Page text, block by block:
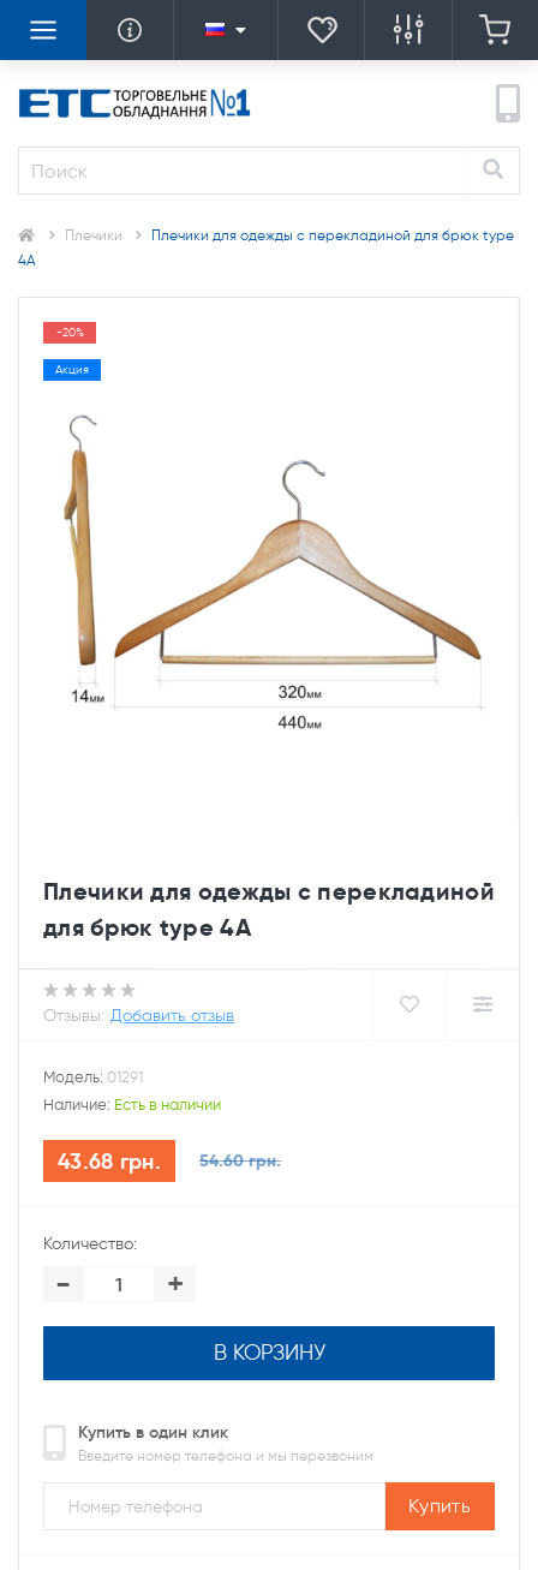
Плечики
Плечики для одежды с перекладиной для брюк type
4A
-20%
Акция
Плечики для одежды с перекладиной
для брюк type 4A
Отзывы: Добавить отзыв
Модель: 01291
Наличие: Есть в наличии
43.68 грн. 54.60 грн.
Количество:
- +
В КОРЗИНУ
Купить в один клик
Введите номер телефона и мы перезвоним
Купить